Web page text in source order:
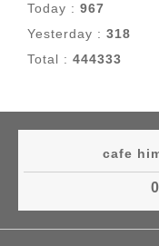
Today : 967
Yesterday : 318
Total : 444333
cafe